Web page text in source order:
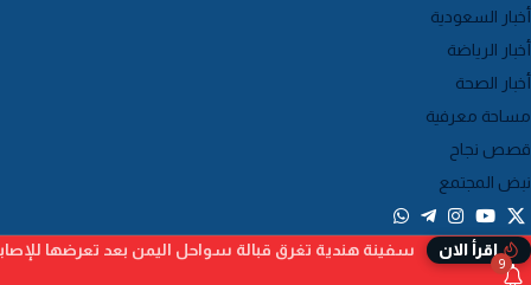
أخبار السعودية
أخبار الرياضة
أخبار الصحة
مساحة معرفية
قصص نجاح
نبض المجتمع
إقرأ الان سفينة هندية تغرق قبالة سواحل اليمن بعد تعرضها
9